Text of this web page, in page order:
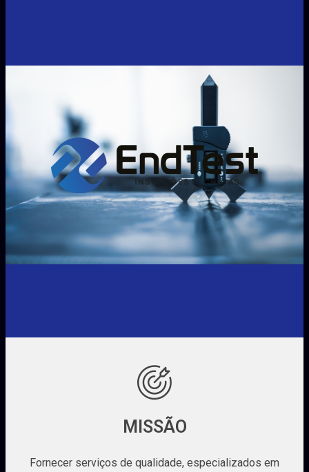
MISSÃO
Fornecer serviços de qualidade, especializados em